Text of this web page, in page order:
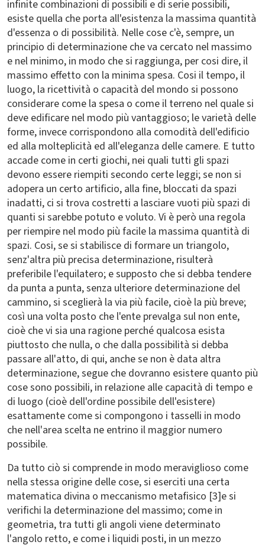
infinite combinazioni di possibili e di serie possibili,
esiste quella che porta all'esistenza la massima quantità
d'essenza o di possibilità. Nelle cose c'è, sempre, un
principio di determinazione che va cercato nel massimo
e nel minimo, in modo che si raggiunga, per cosi dire, il
massimo effetto con la minima spesa. Cosi il tempo, il
luogo, la ricettività o capacità del mondo si possono
considerare come la spesa o come il terreno nel quale si
deve edificare nel modo più vantaggioso; le varietà delle
forme, invece corrispondono alla comodità dell'edificio
ed alla molteplicità ed all'eleganza delle camere. E tutto
accade come in certi giochi, nei quali tutti gli spazi
devono essere riempiti secondo certe leggi; se non si
adopera un certo artificio, alla fine, bloccati da spazi
inadatti, ci si trova costretti a lasciare vuoti più spazi di
quanti si sarebbe potuto e voluto. Vi è però una regola
per riempire nel modo più facile la massima quantità di
spazi. Cosi, se si stabilisce di formare un triangolo,
senz'altra più precisa determinazione, risulterà
preferibile l'equilatero; e supposto che si debba tendere
da punta a punta, senza ulteriore determinazione del
cammino, si sceglierà la via più facile, cioè la più breve;
così una volta posto che l'ente prevalga sul non ente,
cioè che vi sia una ragione perché qualcosa esista
piuttosto che nulla, o che dalla possibilità si debba
passare all'atto, di qui, anche se non è data altra
determinazione, segue che dovranno esistere quanto più
cose sono possibili, in relazione alle capacità di tempo e
di luogo (cioè dell'ordine possibile dell'esistere)
esattamente come si compongono i tasselli in modo
che nell'area scelta ne entrino il maggior numero
possibile.
Da tutto ciò si comprende in modo meraviglioso come
nella stessa origine delle cose, si eserciti una certa
matematica divina o meccanismo metafisico [3]e si
verifichi la determinazione del massimo; come in
geometria, tra tutti gli angoli viene determinato
l'angolo retto, e come i liquidi posti, in un mezzo